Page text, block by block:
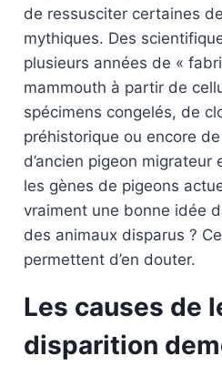
de ressusciter certaines
mythiques. Des
plusieurs années de «
mammouth à partir de
spécimens congelés, de
préhistorique ou encore
d’ancien pigeon migrateur
les gènes de pigeons
vraiment une bonne idée
des animaux disparus ?
permettent d’en douter.
Les causes de
disparition